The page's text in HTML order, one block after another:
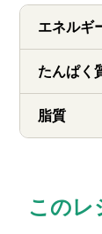
エネルギ
たんぱく
脂質
このレ